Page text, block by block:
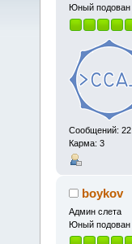
Юный подован
Сообщений: 22
Карма: 3
boykov
Админ слета
Юный подован